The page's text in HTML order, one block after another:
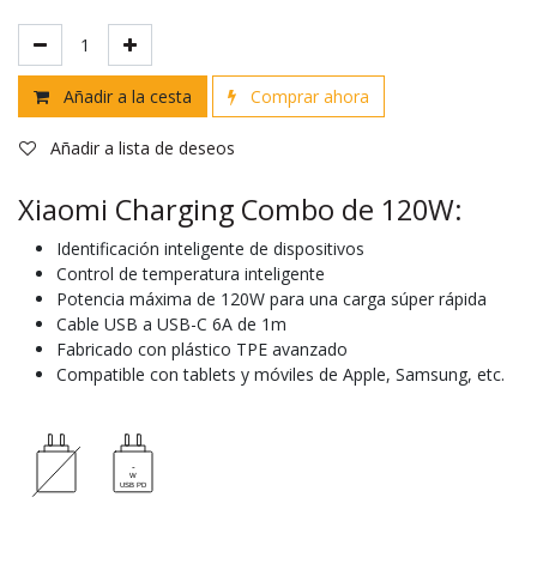
Añadir a la cesta Comprar ahora
Añadir a lista de deseos
Xiaomi Charging Combo de 120W:
Identificación inteligente de dispositivos
Control de temperatura inteligente
Potencia máxima de 120W para una carga súper rápida
Cable USB a USB-C 6A de 1m
Fabricado con plástico TPE avanzado
Compatible con tablets y móviles de Apple, Samsung, etc.